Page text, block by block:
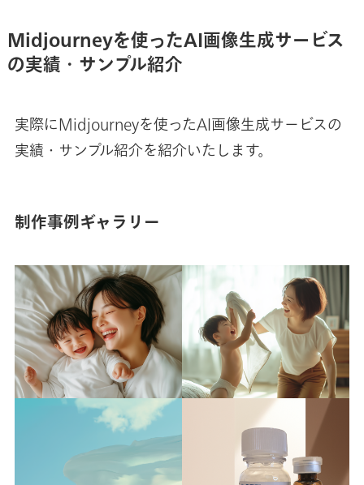
Midjourneyを使ったAI画像生成サービス
の実績・サンプル紹介
実際にMidjourneyを使ったAI画像生成サービスの
実績・サンプル紹介を紹介いたします。
制作事例ギャラリー